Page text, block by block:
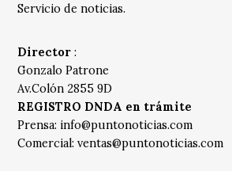
Servicio de noticias.
Director :
Gonzalo Patrone
Av.Colón 2855 9D
REGISTRO DNDA en trámite
Prensa: info@puntonoticias.com
Comercial:ventas@puntonoticias.com